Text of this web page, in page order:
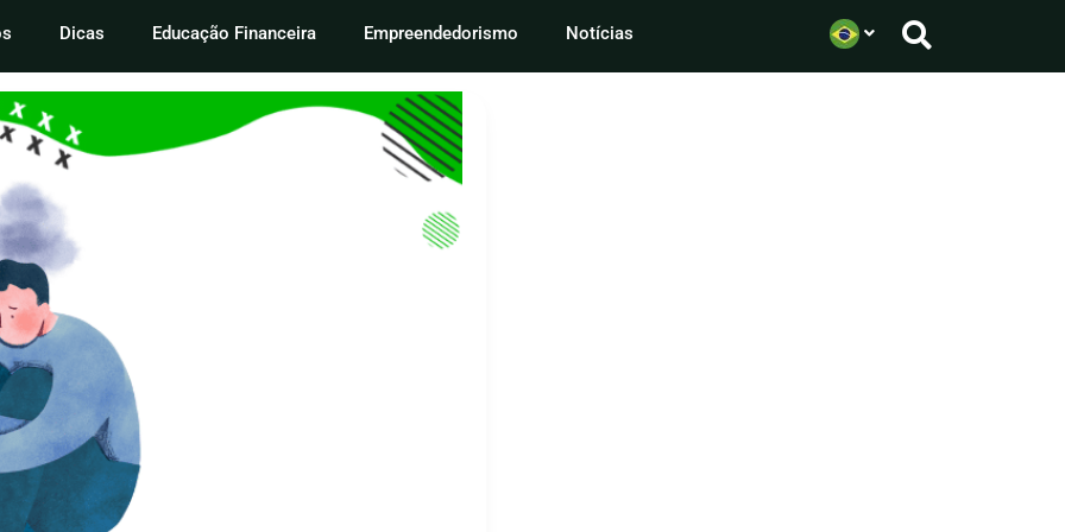
Dicas Educação Financeira Empreendedorismo Notícias